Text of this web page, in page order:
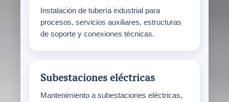
Instalación de tubería industrial para
procesos, servicios auxiliares, estructuras
de soporte y conexiones técnicas.
Subestaciones eléctricas
Mantenimiento a subestaciones eléctricas,